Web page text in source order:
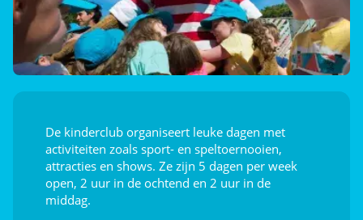
Animatie
Shows
Live muziek
De kinderclub organiseert leuke dagen met
activiteiten zoals sport- en speltoernooien,
attracties en shows. Ze zijn 5 dagen per week
open, 2 uur in de ochtend en 2 uur in de
middag.